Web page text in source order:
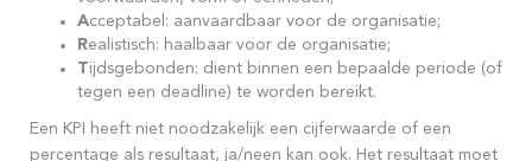
Acceptabel: aanvaardbaar voor de organisatie;
Realistisch: haalbaar voor de organisatie;
Tijdsgebonden: dient binnen een bepaalde periode (of
tegen een deadline) te worden bereikt.
Een KPI heeft niet noodzakelijk een cijferwaarde of een
percentage als resultaat, ja/neen kan ook. Het resultaat moet